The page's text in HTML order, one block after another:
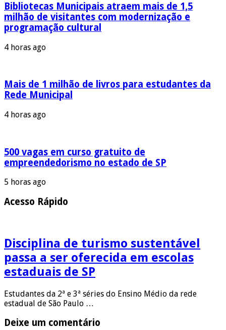
Bibliotecas Municipais atraem mais de 1,5
milhão de visitantes com modernização e
programação cultural
4 horas ago
Mais de 1 milhão de livros para estudantes da
Rede Municipal
4 horas ago
500 vagas em curso gratuito de
empreendedorismo no estado de SP
5 horas ago
Acesso Rápido
Disciplina de turismo sustentável
passa a ser oferecida em escolas
estaduais de SP
Estudantes da 2ª e 3ª séries do Ensino Médio da rede
estadual de São Paulo …
Deixe um comentário